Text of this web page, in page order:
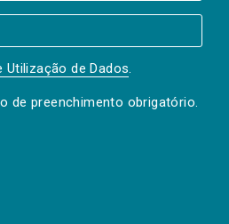
Utilização de Dados.
de preenchimento obrigatório.